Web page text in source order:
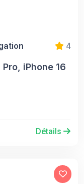
4
iPhone 16
Détails